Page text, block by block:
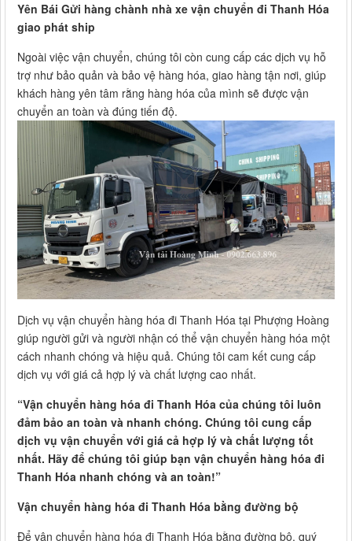
Yên Bái Gửi hàng chành nhà xe vận chuyển đi Thanh Hóa
giao phát ship
Ngoài việc vận chuyển, chúng tôi còn cung cấp các dịch vụ hỗ
trợ như bảo quản và bảo vệ hàng hóa, giao hàng tận nơi, giúp
khách hàng yên tâm rằng hàng hóa của mình sẽ được vận
chuyển an toàn và đúng tiến độ.
Dịch vụ vận chuyển hàng hóa đi Thanh Hóa tại Phượng Hoàng
giúp người gửi và người nhận có thể vận chuyển hàng hóa một
cách nhanh chóng và hiệu quả. Chúng tôi cam kết cung cấp
dịch vụ với giá cả hợp lý và chất lượng cao nhất.
“Vận chuyển hàng hóa đi Thanh Hóa của chúng tôi luôn
đảm bảo an toàn và nhanh chóng. Chúng tôi cung cấp
dịch vụ vận chuyển với giá cả hợp lý và chất lượng tốt
nhất. Hãy để chúng tôi giúp bạn vận chuyển hàng hóa đi
Thanh Hóa nhanh chóng và an toàn!”
Vận chuyển hàng hóa đi Thanh Hóa bằng đường bộ
Để vận chuyển hàng hóa đi Thanh Hóa bằng đường bộ, quý